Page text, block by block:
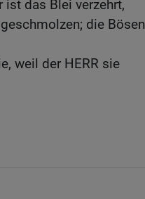
ist das Blei verzehrt,
die Bösen
weil der HERR sie